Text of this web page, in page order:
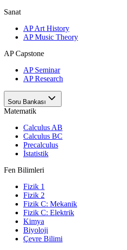
Sanat
AP Art History
AP Music Theory
AP Capstone
AP Seminar
AP Research
Soru Bankası
Matematik
Calculus AB
Calculus BC
Precalculus
İstatistik
Fen Bilimleri
Fizik 1
Fizik 2
Fizik C: Mekanik
Fizik C: Elektrik
Kimya
Biyoloji
Çevre Bilimi